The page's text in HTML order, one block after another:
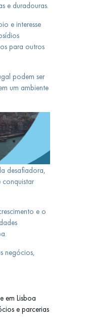
e duradouras.
e interesse
para outros
podem ser
um ambiente
desafiadora,
conquistar
e o
negócios,
em Lisboa
e parcerias